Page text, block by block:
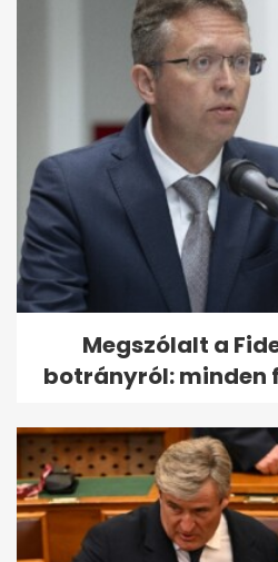
Megszólalt a
botrányról: minden